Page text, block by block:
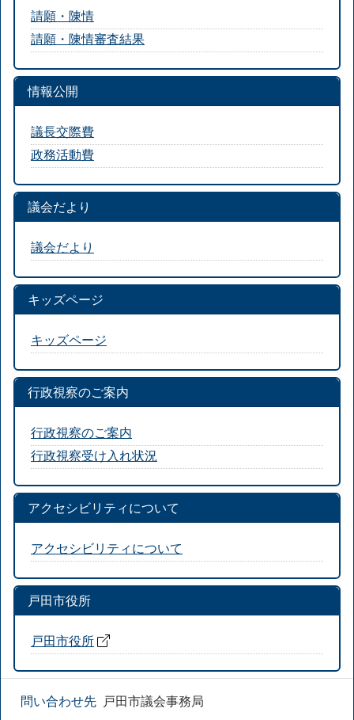
請願・陳情
請願・陳情審査結果
情報公開
議長交際費
政務活動費
議会だより
議会だより
キッズページ
キッズページ
行政視察のご案内
行政視察のご案内
行政視察受け入れ状況
アクセシビリティについて
アクセシビリティについて
戸田市役所
戸田市役所
問い合わせ先 戸田市議会事務局